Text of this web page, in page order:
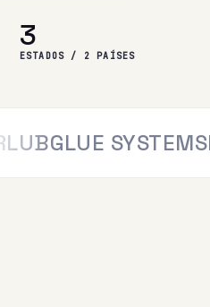
3
ESTADOS / 2 PAÍSES
SYSTEMS